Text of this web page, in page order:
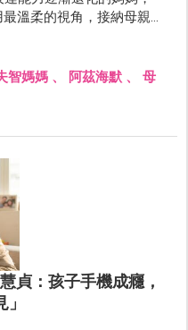
溫柔的視角，接納母親
智媽媽、 阿茲海默、 母
貞：孩子手機成癮，